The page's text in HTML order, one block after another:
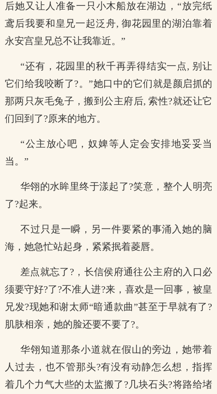
后她又让人准备一只小木船放在湖边，“放完纸
鸢后我要和皇兄一起泛舟, 御花园里的湖泊靠着
永安宫皇兄总不让我靠近。”
“还有，花园里的秋千再弄得结实一点, 别让
它们给我咬断了?。”她口中的它们就是颜启抓的
那两只灰毛兔子，搬到公主府后, 索性?就还让它
们回到了?原来的地方。
“公主放心吧，奴婢等人定会安排地妥妥当
当。”
华翎的水眸里终于漾起了?笑意，整个人明亮
了?起来。
不过只是一瞬，另一件要紧的事涌入她的脑
海，她急忙站起身，紧紧抿着菱唇。
差点就忘了?，长信侯府通往公主府的入口必
须要守好?了?不准人进?来，喜欢是一回事，被皇
兄发?现她和谢太师“暗通款曲”甚至于早就有了?
肌肤相亲，她的脸还要不要了?。
华翎知道那条小道就在假山的旁边，她带着
人过去，也不管那头?有没有动静怎么想，指挥
着几个力气大些的太监搬了?几块石头?将路给堵